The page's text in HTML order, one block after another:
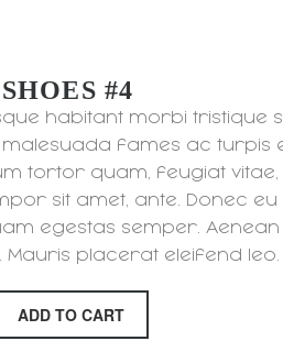
#4
habitant morbi tristique
malesuada fames ac turpis
tortor quam, feugiat vitae,
sit amet, ante. Donec eu
egestas semper. Aenean
Mauris placerat eleifend leo.
ADD TO CART